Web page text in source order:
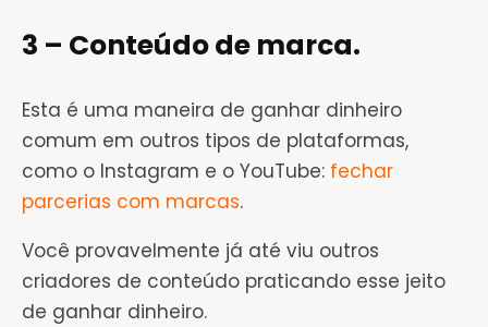
3 – Conteúdo de marca.
Esta é uma maneira de ganhar dinheiro
comum em outros tipos de plataformas,
como o Instagram e o YouTube: fechar
parcerias com marcas.
Você provavelmente já até viu outros
criadores de conteúdo praticando esse jeito
de ganhar dinheiro.